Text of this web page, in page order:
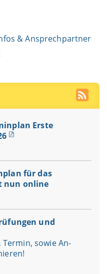
& Ansprechpartner
Erste
für das
nun online
und
Termin, sowie An-